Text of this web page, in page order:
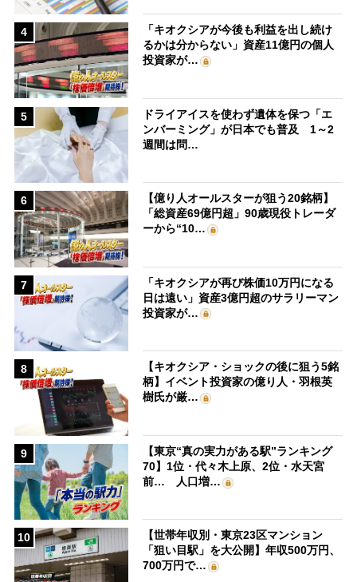
4
「キオクシアが今後も利益を出し続け
るかは分からない」資産11億円の個人
投資家が…
5
ドライアイスを使わず遺体を保つ「エ
ンバーミング」が日本でも普及 1～2
週間は問…
6
【億り人オールスターが狙う20銘柄】
「総資産69億円超」90歳現役トレーダ
ーから“10…
7
「キオクシアが再び株価10万円になる
日は遠い」資産3億円超のサラリーマン
投資家が…
8
【キオクシア・ショックの後に狙う5銘
柄】イベント投資家の億り人・羽根英
樹氏が厳…
9
【東京“真の実力がある駅”ランキング
70】1位・代々木上原、2位・水天宮
前… 人口増…
10
【世帯年収別・東京23区マンション
「狙い目駅」を大公開】年収500万円、
700万円で…